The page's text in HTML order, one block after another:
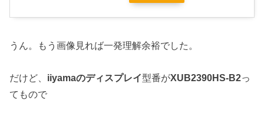
うん。もう画像見れば一発理解余裕でした。
だけど、 iiyamaのディスプレイ型番がXUB2390HS-B2っ
てもので